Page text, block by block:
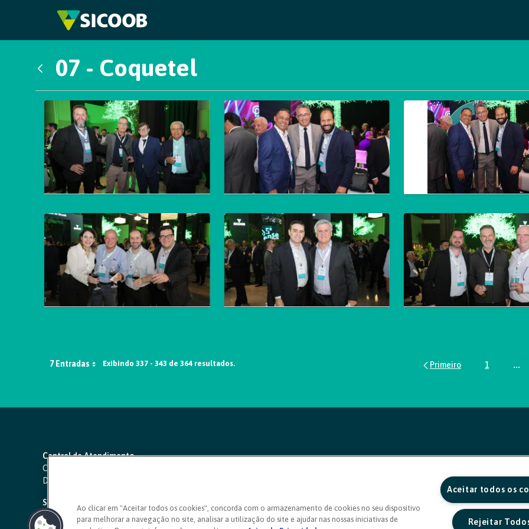
Pular para o Conteúdo principal
07 - Coquetel
Galeria de Mídias
7 Entradas Exibindo 337 - 343 de 364 resultados.
Página
1 ...
Central de Atendimento
Capitais e regiões metropolitanas:
Demais localidades:
SAC 24 horas
Ouvidoria
Ao clicar em "Aceitar todos os cookies", concorda com o armazenamento de cookies no seu dispositivo
para melhorar a navegação no site, analisar a utilização do site e ajudar nas nossas iniciativas de
Aceitar todos os
Rejeitar